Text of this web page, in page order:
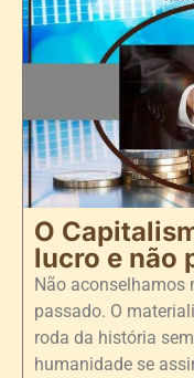
O
lucro e não
Não aconselhamos
passado. O
roda da história
humanidade se